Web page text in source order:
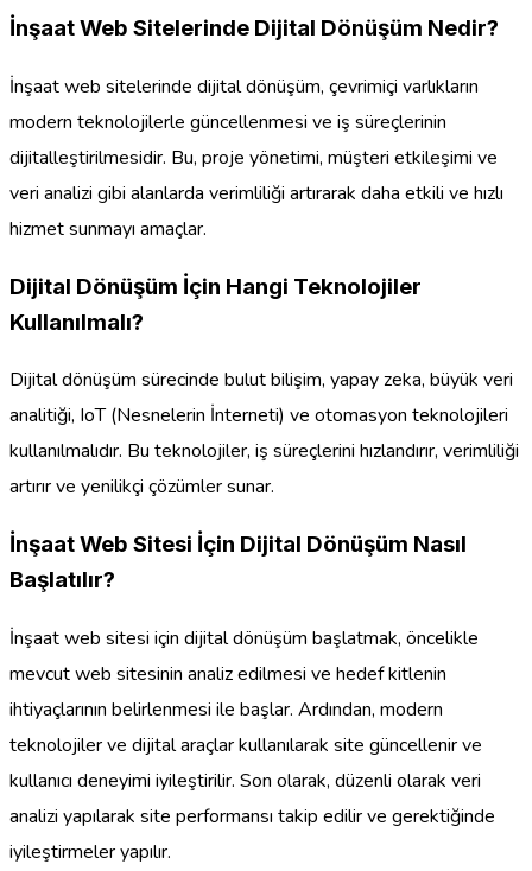
İnşaat Web Sitelerinde Dijital Dönüşüm Nedir?
İnşaat web sitelerinde dijital dönüşüm, çevrimiçi varlıkların
modern teknolojilerle güncellenmesi ve iş süreçlerinin
dijitalleştirilmesidir. Bu, proje yönetimi, müşteri etkileşimi ve
veri analizi gibi alanlarda verimliliği artırarak daha etkili ve hızlı
hizmet sunmayı amaçlar.
Dijital Dönüşüm İçin Hangi Teknolojiler
Kullanılmalı?
Dijital dönüşüm sürecinde bulut bilişim, yapay zeka, büyük veri
analitiği, IoT (Nesnelerin İnterneti) ve otomasyon teknolojileri
kullanılmalıdır. Bu teknolojiler, iş süreçlerini hızlandırır, verimliliği
artırır ve yenilikçi çözümler sunar.
İnşaat Web Sitesi İçin Dijital Dönüşüm Nasıl
Başlatılır?
İnşaat web sitesi için dijital dönüşüm başlatmak, öncelikle
mevcut web sitesinin analiz edilmesi ve hedef kitlenin
ihtiyaçlarının belirlenmesi ile başlar. Ardından, modern
teknolojiler ve dijital araçlar kullanılarak site güncellenir ve
kullanıcı deneyimi iyileştirilir. Son olarak, düzenli olarak veri
analizi yapılarak site performansı takip edilir ve gerektiğinde
iyileştirmeler yapılır.